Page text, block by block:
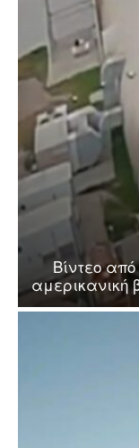
Βίντεο
αμερικανική